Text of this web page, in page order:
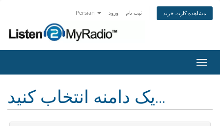
Persian ورود ثبت نام مشاهده کارت خرید
تغییر
یک دامنه انتخاب کنید...